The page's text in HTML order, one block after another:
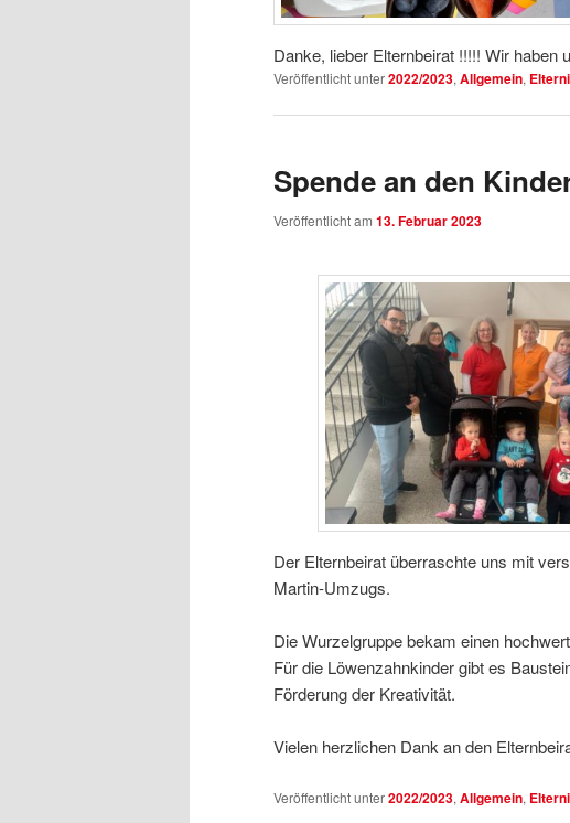
Danke, lieber Elternbeirat !!!!! Wir
Veröffentlicht unter2022/2023, Allgemein,
Spende an den
Veröffentlicht am 13. Februar 2023
Der Elternbeirat überraschte uns mit
Martin-Umzugs.
Die Wurzelgruppe bekam einen
Für die Löwenzahnkinder gibt es
Förderung der Kreativität.
Vielen herzlichen Dank an den
Veröffentlicht unter2022/2023, Allgemein,